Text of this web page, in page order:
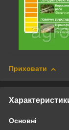
Приховати
Основні